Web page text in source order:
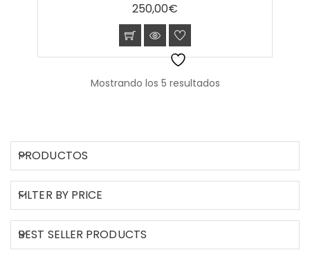
5
250,00€
Mostrando los 5 resultados
PRODUCTOS
FILTER BY PRICE
BEST SELLER PRODUCTS